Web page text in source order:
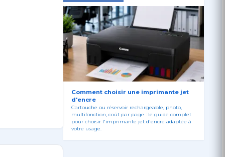
de
à
Comment choisir une imprimante jet
d'encre
Cartouche ou réservoir rechargeable, photo,
multifonction, coût par page : le guide complet
pour choisir l'imprimante jet d'encre adaptée à
votre usage.